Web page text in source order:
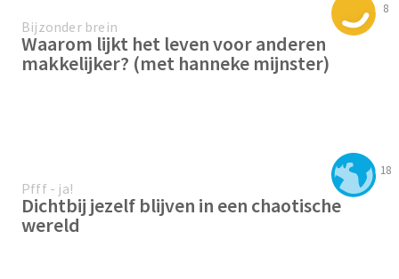
8
Bijzonder brein
Waarom lijkt het leven voor anderen
makkelijker? (met hanneke mijnster)
18
Pfff - ja!
Dichtbij jezelf blijven in een chaotische
wereld